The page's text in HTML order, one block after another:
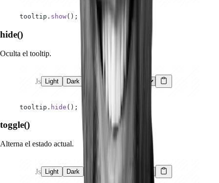
tooltip. show();
hide()
Oculta el tooltip.
Js Light Dark
tooltip. hide ();
toggle()
Alterna el estado actual.
Js Light Dark